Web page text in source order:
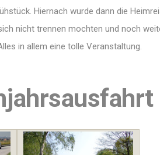
Hiernach wurde dann die
sich nicht trennen mochten und noch
in allem eine tolle Veranstaltung.